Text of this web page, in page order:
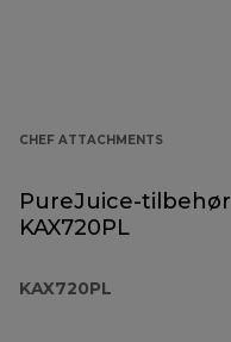
CHEF ATTACHMENTS
PureJuice-tilbehør
KAX720PL
KAX720PL